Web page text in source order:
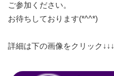
​ご参加ください。
​お待ちしております(*^^*)
​詳細は下の画像をクリック↓↓↓